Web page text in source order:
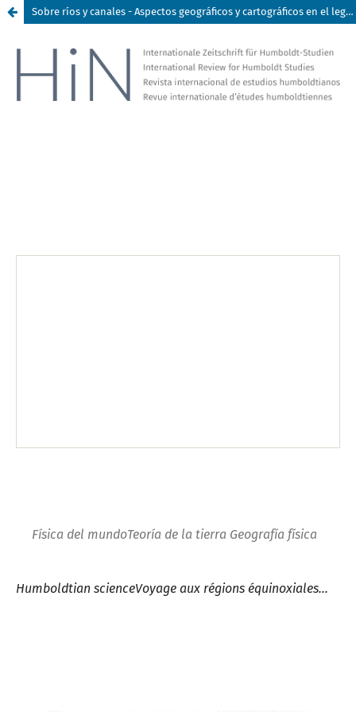
Sobre ríos y canales - Aspectos geográficos y cartográficos en el legado de Humboldt